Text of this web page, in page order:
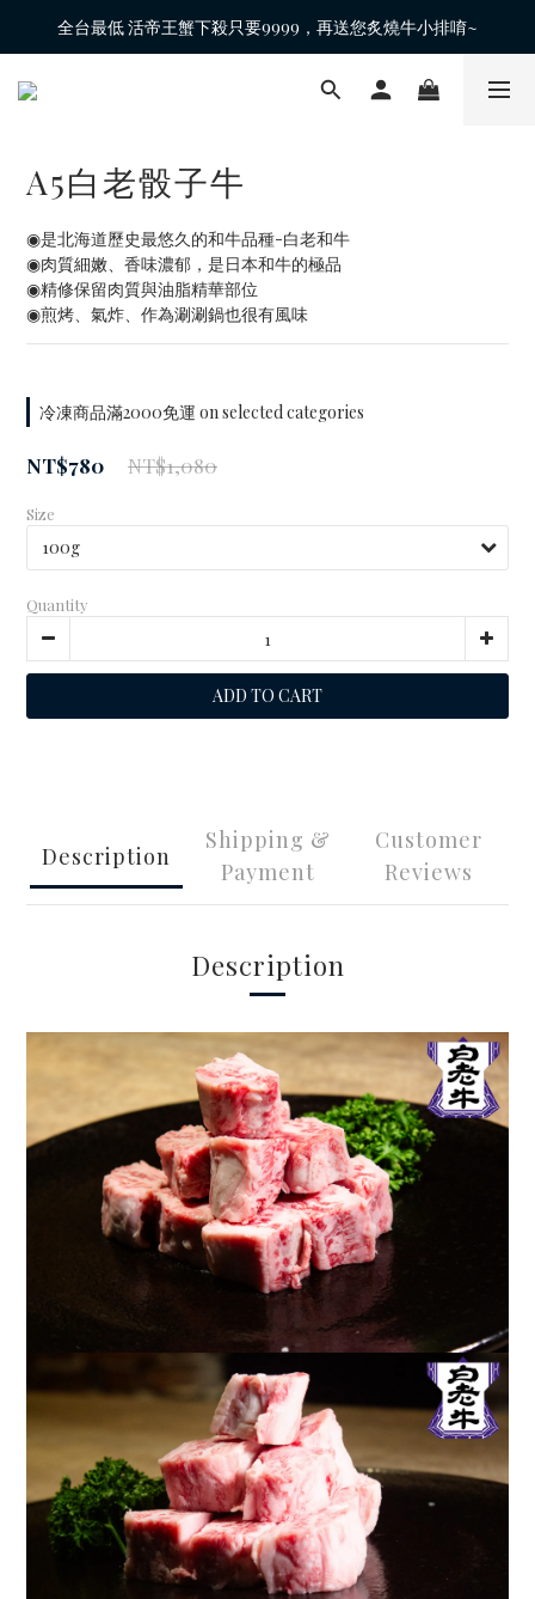
全台最低 活帝王蟹下殺只要9999，再送您炙燒牛小排唷~
A5白老骰子牛
◉是北海道歷史最悠久的和牛品種-白老和牛
◉肉質細嫩、香味濃郁，是日本和牛的極品
◉精修保留肉質與油脂精華部位
◉煎烤、氣炸、作為涮涮鍋也很有風味
冷凍商品滿2000免運 on selected categories
NT$1,080
NT$780
Size
Quantity
ADD TO CART
Description
Shipping &
Payment
Customer
Reviews
Description